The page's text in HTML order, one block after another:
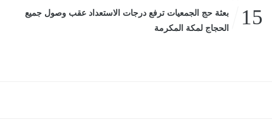
15
بعثة حج الجمعيات ترفع درجات الاستعداد عقب وصول جميع
الحجاج لمكة المكرمة